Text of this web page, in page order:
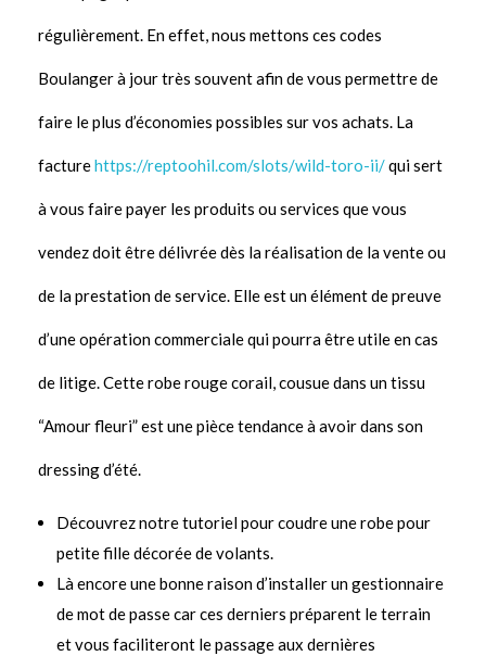
régulièrement. En effet, nous mettons ces codes
Boulanger à jour très souvent afin de vous permettre de
faire le plus d’économies possibles sur vos achats. La
facturehttps://reptoohil.com/slots/wild-toro-ii/qui sert
à vous faire payer les produits ou services que vous
vendez doit être délivrée dès la réalisation de la vente ou
de la prestation de service. Elle est un élément de preuve
d’une opération commerciale qui pourra être utile en cas
de litige. Cette robe rouge corail, cousue dans un tissu
“Amour fleuri” est une pièce tendance à avoir dans son
dressing d’été.
Découvrez notre tutoriel pour coudre une robe pour
petite fille décorée de volants.
Là encore une bonne raison d’installer un gestionnaire
de mot de passe car ces derniers préparent le terrain
et vous faciliteront le passage aux dernières